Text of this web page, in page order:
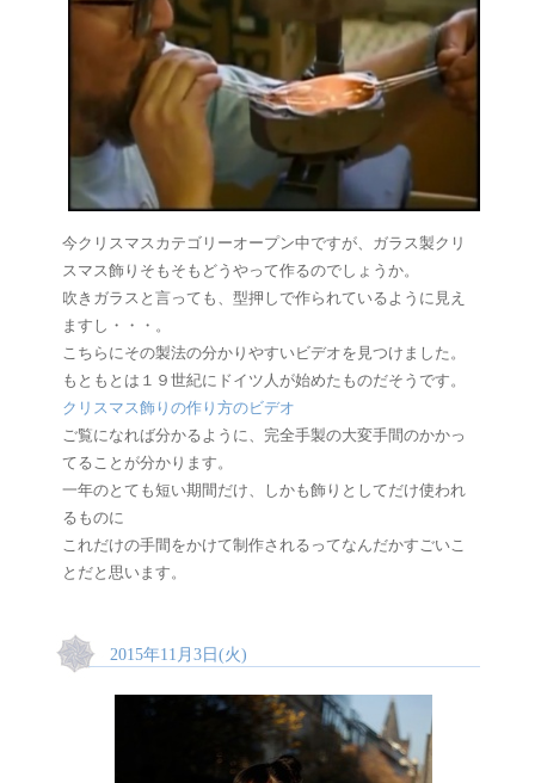
今クリスマスカテゴリーオープン中ですが、ガラス製クリ
スマス飾りそもそもどうやって作るのでしょうか。
吹きガラスと言っても、型押しで作られているように見え
ますし・・・。
こちらにその製法の分かりやすいビデオを見つけました。
もともとは１９世紀にドイツ人が始めたものだそうです。
クリスマス飾りの作り方のビデオ
ご覧になれば分かるように、完全手製の大変手間のかかっ
てることが分かります。
一年のとても短い期間だけ、しかも飾りとしてだけ使われ
るものに
これだけの手間をかけて制作されるってなんだかすごいこ
とだと思います。
2015年11月3日(火)